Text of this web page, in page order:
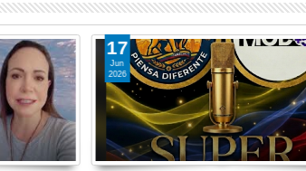
17
Jun
2026